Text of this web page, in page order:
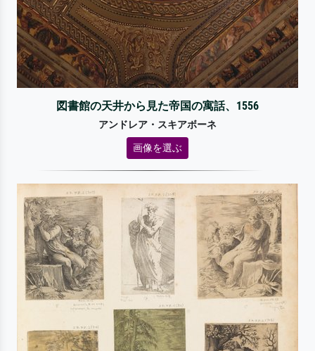
図書館の天井から見た帝国の寓話、1556
アンドレア・スキアボーネ
画像を選ぶ